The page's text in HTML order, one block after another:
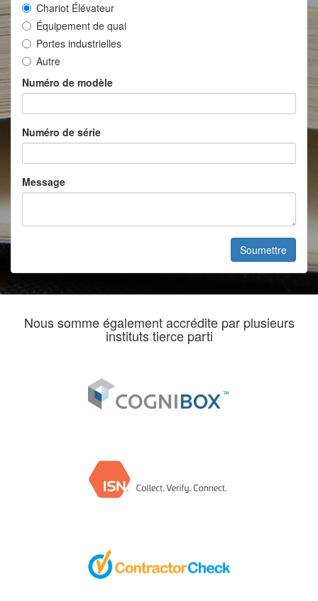
Chariot Élévateur
Équipement de quai
Portes industrielles
Autre
Numéro de modèle
Numéro de série
Message
Nous somme également accrédite par plusieurs
instituts tierce parti